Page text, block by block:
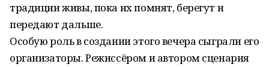
традиции живы, пока их помнят, берегут и
передают дальше.
Особую роль в создании этого вечера сыграли его
организаторы. Режиссёром и автором сценария